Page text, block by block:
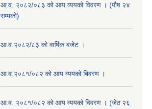
आ.व. २०८२/०८३ को आय व्ययको विवरण । (पौष २४
सम्मको)
आ.व.२०८२/८३ को वार्षिक बजेट ।
आ.व.२०८१/०८२ को आय व्ययको बिवरण ।
आ.व. २०८१/०८२ को आय व्ययको विवरण । (जेठ २६